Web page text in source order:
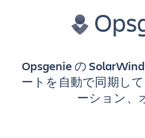
Opsgenie の
ートを自動で同期し
ーション、